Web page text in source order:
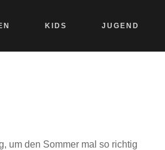
KIDS JUGEND
um den Sommer mal so richtig